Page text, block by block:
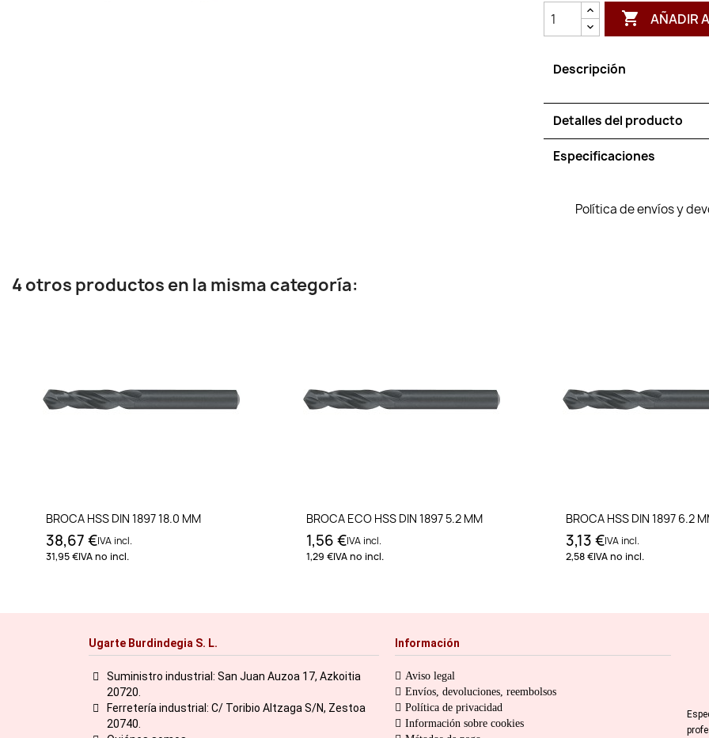
 AÑADIR
Descripción
Detalles del producto
Especificaciones
Política de envíos y
4 otros productos en la misma categoría:
Añadir al carrito
BROCA HSS DIN 1897 18.0 MM
38,67 €IVA incl.
31,95 €IVA no incl.
Añadir al carrito
BROCA ECO HSS DIN 1897 5.2 MM
1,56 €IVA incl.
1,29 €IVA no incl.
Añadir al
BROCA HSS DIN 1897 6.2
3,13 €IVA incl.
2,58 €IVA no incl.
Ugarte Burdindegia S. L.
Suministro industrial: San Juan Auzoa 17, Azkoitia
20720.
Ferretería industrial: C/ Toribio Altzaga S/N, Zestoa
20740.
Información
Aviso legal
Envíos, devoluciones, reembolsos
Política de privacidad
Información sobre cookies